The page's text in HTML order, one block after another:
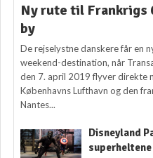
Ny rute til Frankrigs
by
De rejselystne danskere får en
weekend-destination, når
den 7. april 2019 flyver direkte
Københavns Lufthavn og den
Nantes...
Disneyland
superheltene